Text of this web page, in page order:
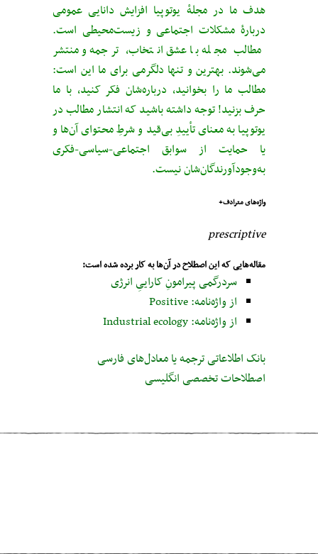
هدف ما در مجلهٔ یوتوپیا افزایش دانایی عمومی
دربارهٔ مشکلات اجتماعی و زیست‌محیطی است.
مطالب مجله با عشق انتخاب، ترجمه و منتشر
می‌شوند. بهترین و تنها دلگرمی برای ما این است:
مطالب ما را بخوانید، درباره‌شان فکر کنید، با ما
حرف بزنید! توجه داشته باشید که انتشار مطالب در
یوتوپیا به معنای تأییدِ بی‌قید‌ و شرطِ محتوای آن‌ها و
یا حمایت از سوابق اجتماعی-سیاسی-فکری
به‌وجودآورندگان‌شان نیست.
واژه‌های مترادف+
prescriptive
مقاله‌هایی که این اصطلاح در آن‌ها به کار برده شده است:
سردرگمی پیرامونِ کاراییِ انرژی
از واژه‌نامه: Positive
از واژه‌نامه: Industrial ecology
بانک اطلاعاتی ترجمه یا معادل‌های فارسی
اصطلاحات تخصصی انگلیسی